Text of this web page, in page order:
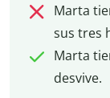
Marta
sus tres
Marta
desvive.